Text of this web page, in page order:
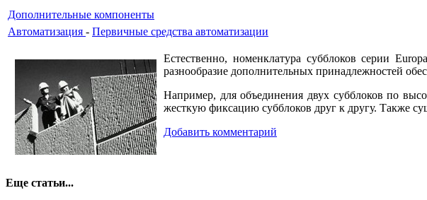
Дополнительные компоненты
Автоматизация - Первичные средства автоматизации
Естественно, номенклатура субблоков серии
разнообразие дополнительных принадлежностей
Например, для объединения двух субблоков по
жесткую фиксацию субблоков друг к другу. Также
Добавить комментарий
Еще статьи...